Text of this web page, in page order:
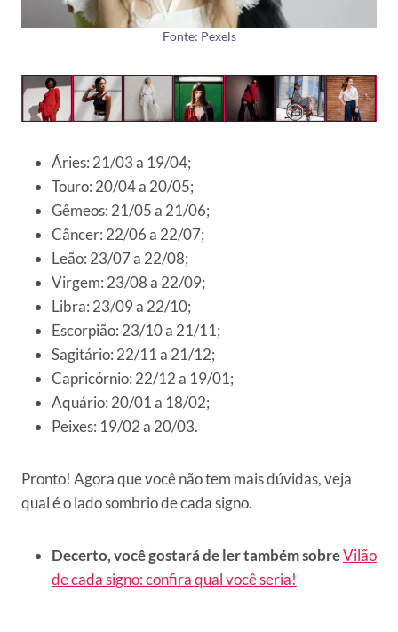
Fonte: Pexels
Áries: 21/03 a 19/04;
Touro: 20/04 a 20/05;
Gêmeos: 21/05 a 21/06;
Câncer: 22/06 a 22/07;
Leão: 23/07 a 22/08;
Virgem: 23/08 a 22/09;
Libra: 23/09 a 22/10;
Escorpião: 23/10 a 21/11;
Sagitário: 22/11 a 21/12;
Capricórnio: 22/12 a 19/01;
Aquário: 20/01 a 18/02;
Peixes: 19/02 a 20/03.
Pronto! Agora que você não tem mais dúvidas, veja
qual é o lado sombrio de cada signo.
Decerto, você gostará de ler também sobreVilão
de cada signo: confira qual você seria!